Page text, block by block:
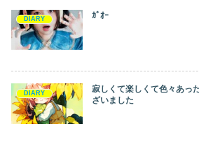
DIARY ｶﾞｵｰ
DIARY
寂しくて楽しくて色々あっ
ざいました